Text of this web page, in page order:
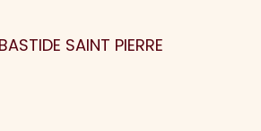
SAINT PIERRE